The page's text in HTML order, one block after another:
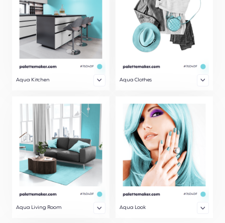
Aqua Kitchen Aqua Clothes
Aqua Living Room Aqua Look